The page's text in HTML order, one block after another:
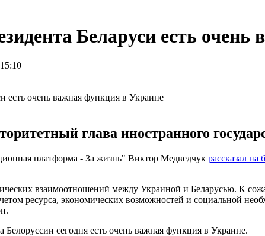
Беларуси есть
глава иностранного
платформа - За жизнь" Виктор Медведчук рассказал на
взаимоотношений между Украиной и Беларусью. К
ресурса, экономических возможностей и социальной
сегодня есть очень важная функция в Украине.